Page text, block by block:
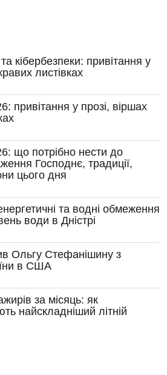
кібербезпеки: привітання у
листівках
привітання у прозі, віршах
що потрібно нести до
Господнє, традиції,
цього дня
та водні обмеження
води в Дністрі
Ольгу Стефанішину з
в США
за місяць: як
найскладніший літній